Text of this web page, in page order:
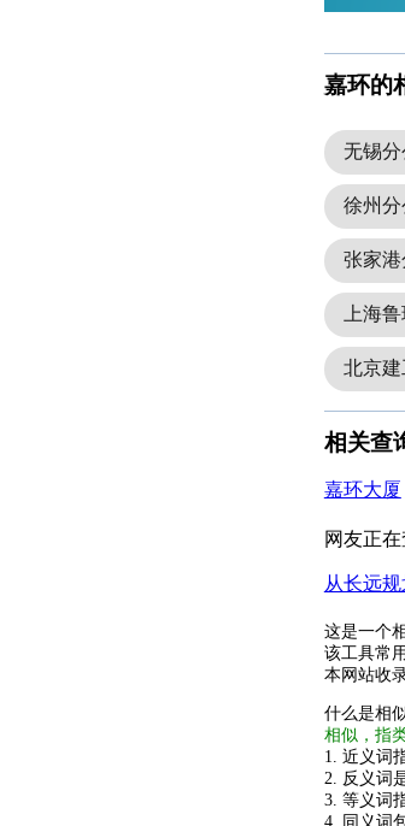
嘉环的
无锡分
徐州分
张家港
上海
北京建
相关查
嘉环大厦
网友正在
从长远规
这是一个
该工具常
本网站收
什么是相
相似，指
1. 近义词
2. 反义词
3. 等义词
4. 同义词